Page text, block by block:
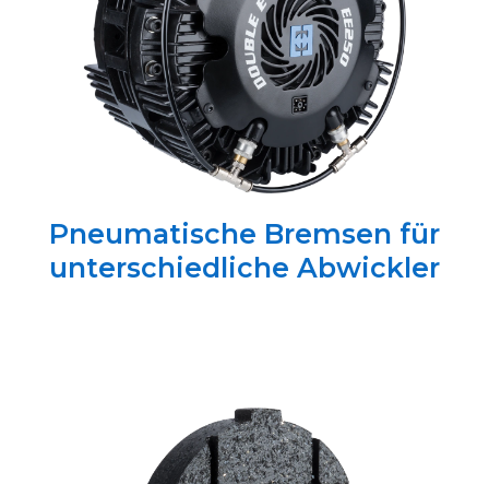
Pneumatische Bremsen für
unterschiedliche Abwickler